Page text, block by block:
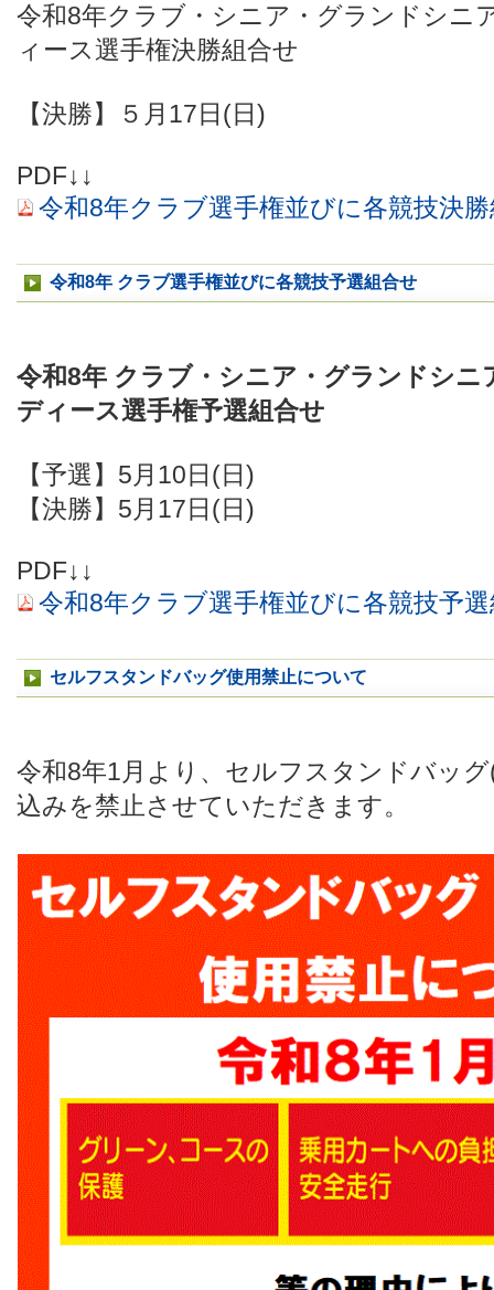
令和8年クラブ・シニア・グランドシニ
ィース選手権決勝組合せ
【決勝】５月17日(日)
PDF↓↓
令和8年クラブ選手権並びに各競技決
令和8年 クラブ選手権並びに各競技予選組合せ
令和8年 クラブ・シニア・グランドシニ
ディース選手権予選組合せ
【予選】5月10日(日)
【決勝】5月17日(日)
PDF↓↓
令和8年クラブ選手権並びに各競技予
セルフスタンドバッグ使用禁止について
令和8年1月より、セルフスタンドバッ
込みを禁止させていただきます。